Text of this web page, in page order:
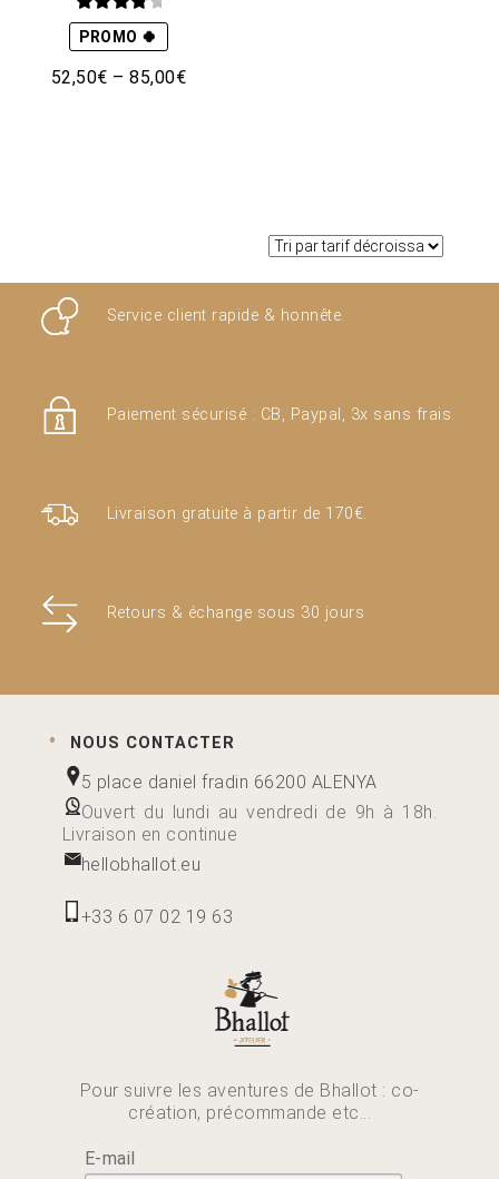
Note4.00
sur 5
PROMO 🍀
52,50€ –85,00€
sur
produit
Service client rapide & honnête.
Paiement sécurisé : CB, Paypal, 3x sans frais.
Livraison gratuite à partir de 170€.
Retours & échange sous 30 jours
NOUS CONTACTER
5 place daniel fradin 66200 ALENYA
Ouvert du lundi au vendredi de 9h à 18h.
Livraison en continue
hellobhallot.eu
+33 6 07 02 19 63
Pour suivre les aventures de Bhallot : co-
création, précommande etc...
E-mail